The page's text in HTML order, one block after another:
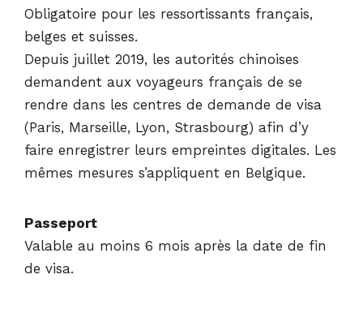
Obligatoire pour les ressortissants français,
belges et suisses.
Depuis juillet 2019, les autorités chinoises
demandent aux voyageurs français de se
rendre dans les centres de demande de visa
(Paris, Marseille, Lyon, Strasbourg) afin d’y
faire enregistrer leurs empreintes digitales. Les
mêmes mesures s’appliquent en Belgique.
Passeport
Valable au moins 6 mois après la date de fin
de visa.